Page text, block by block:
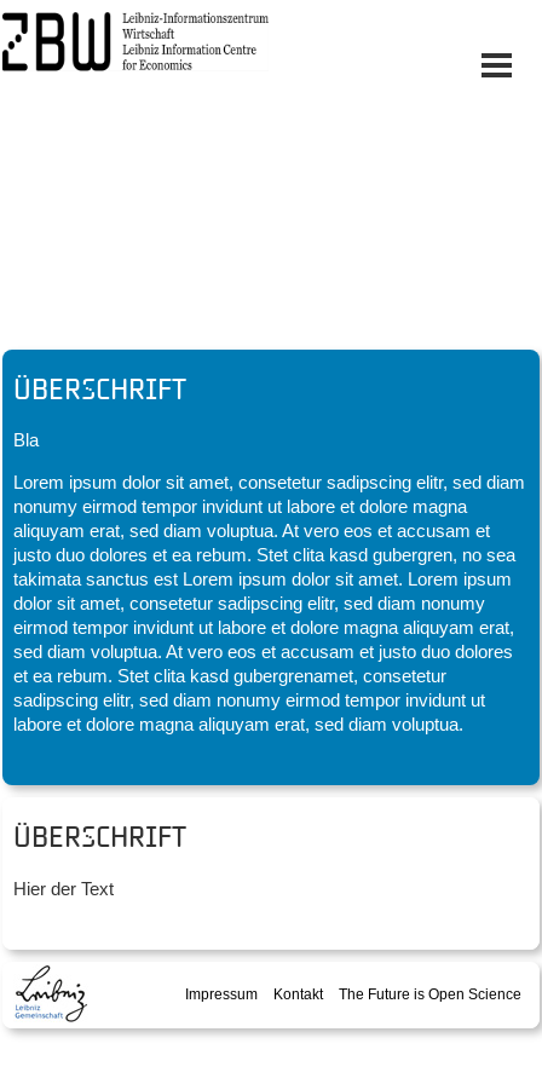
Überschrift
Bla
Lorem ipsum dolor sit amet, consetetur sadipscing elitr, sed diam
nonumy eirmod tempor invidunt ut labore et dolore magna
aliquyam erat, sed diam voluptua. At vero eos et accusam et
justo duo dolores et ea rebum. Stet clita kasd gubergren, no sea
takimata sanctus est Lorem ipsum dolor sit amet. Lorem ipsum
dolor sit amet, consetetur sadipscing elitr, sed diam nonumy
eirmod tempor invidunt ut labore et dolore magna aliquyam erat,
sed diam voluptua. At vero eos et accusam et justo duo dolores
et ea rebum. Stet clita kasd gubergrenamet, consetetur
sadipscing elitr, sed diam nonumy eirmod tempor invidunt ut
labore et dolore magna aliquyam erat, sed diam voluptua.
Überschrift
Hier der Text
Impressum Kontakt The Future is Open Science